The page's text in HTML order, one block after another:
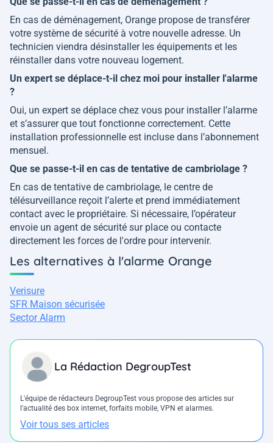
En cas de déménagement, Orange propose de transférer
votre système de sécurité à votre nouvelle adresse. Un
technicien viendra désinstaller les équipements et les
réinstaller dans votre nouveau logement.
Un expert se déplace-t-il chez moi pour installer l'alarme
?
Oui, un expert se déplace chez vous pour installer l’alarme
et s’assurer que tout fonctionne correctement. Cette
installation professionnelle est incluse dans l’abonnement
mensuel.
Que se passe-t-il en cas de tentative de cambriolage ?
En cas de tentative de cambriolage, le centre de
télésurveillance reçoit l’alerte et prend immédiatement
contact avec le propriétaire. Si nécessaire, l’opérateur
envoie un agent de sécurité sur place ou contacte
directement les forces de l'ordre pour intervenir.
Les alternatives à l'alarme Orange
Verisure
SFR Maison sécurisée
Sector Alarm
La Rédaction DegroupTest
L'équipe de rédacteurs DegroupTest vous propose des articles sur
l'actualité des box internet, forfaits mobile, VPN et alarmes.
Voir tous ses articles